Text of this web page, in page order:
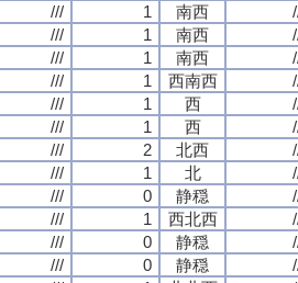
/// 1 南西
/// 1 南西
/// 1 南西
/// 1 西南西
/// 1 西
/// 1 西
/// 2 北西
/// 1 北
/// 0 静穏
/// 1 西北西
/// 0 静穏
/// 0 静穏